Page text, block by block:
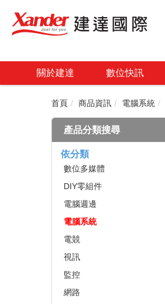
關於建達 數位快訊
首頁 商品資訊 電腦系統
產品分類搜尋
依分類
數位多媒體
DIY零組件
電腦週邊
電腦系統
電競
視訊
監控
網路